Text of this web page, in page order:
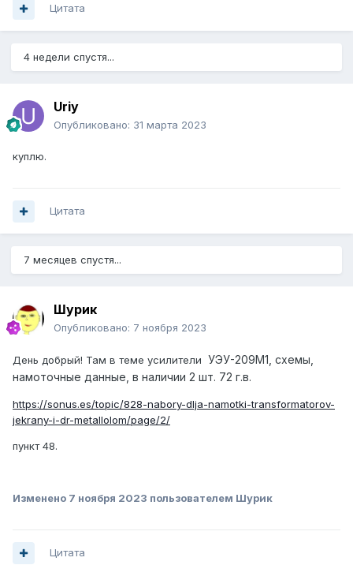
Цитата
4 недели спустя...
Uriy
Опубликовано: 31 марта 2023
куплю.
Цитата
7 месяцев спустя...
Шурик
Опубликовано: 7 ноября 2023
День добрый! Там в теме усилители УЭУ-209М1, схемы,
намоточные данные, в наличии 2 шт. 72 г.в.
https://sonus.es/topic/828-nabory-dlja-namotki-transformatorov-
jekrany-i-dr-metallolom/page/2/
пункт 48.
Изменено 7 ноября 2023 пользователем Шурик
Цитата